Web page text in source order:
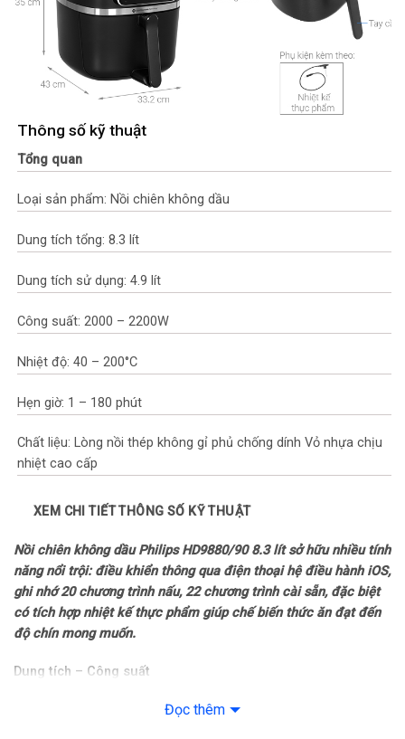
Thông số kỹ thuật
Tổng quan
Loại sản phẩm: Nồi chiên không dầu
Dung tích tổng: 8.3 lít
Dung tích sử dụng: 4.9 lít
Công suất: 2000 – 2200W
Nhiệt độ: 40 – 200°C
Hẹn giờ: 1 – 180 phút
Chất liệu: Lòng nồi thép không gỉ phủ chống dính Vỏ nhựa chịu
nhiệt cao cấp
Bảng điều khiển: Nút xoay Cảm ứng có màn hình hiển thị
Thương hiệu của: Hà Lan
Sản xuất tại: Trung Quốc
Năm ra mắt: 2023
Công nghệ nấu và tiện ích
Công nghệ làm nóng: Rapid Air
XEM CHI TIẾT THÔNG SỐ KỸ THUẬT
Nồi chiên không dầu Philips HD9880/90 8.3 lít sở hữu nhiều tính
năng nổi trội:điều khiển thông qua điện thoại hệ điều hành iOS,
ghi nhớ 20 chương trình nấu, 22 chương trình cài sẵn, đặc biệt
có tích hợp nhiệt kế thực phẩm giúp chế biến thức ăn đạt đến
độ chín mong muốn.
Dung tích – Công suất
dụng 4.9 lít, chiên được khoảng 7 bánh trứng hoặc gà nguyên
Đọc thêm